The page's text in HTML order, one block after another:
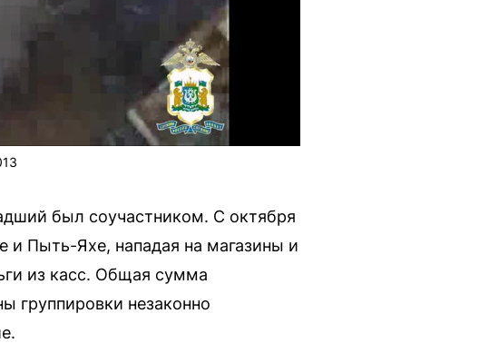
был соучастником. С октября
и Пыть-Яхе, нападая на магазины и
из касс. Общая сумма
группировки незаконно